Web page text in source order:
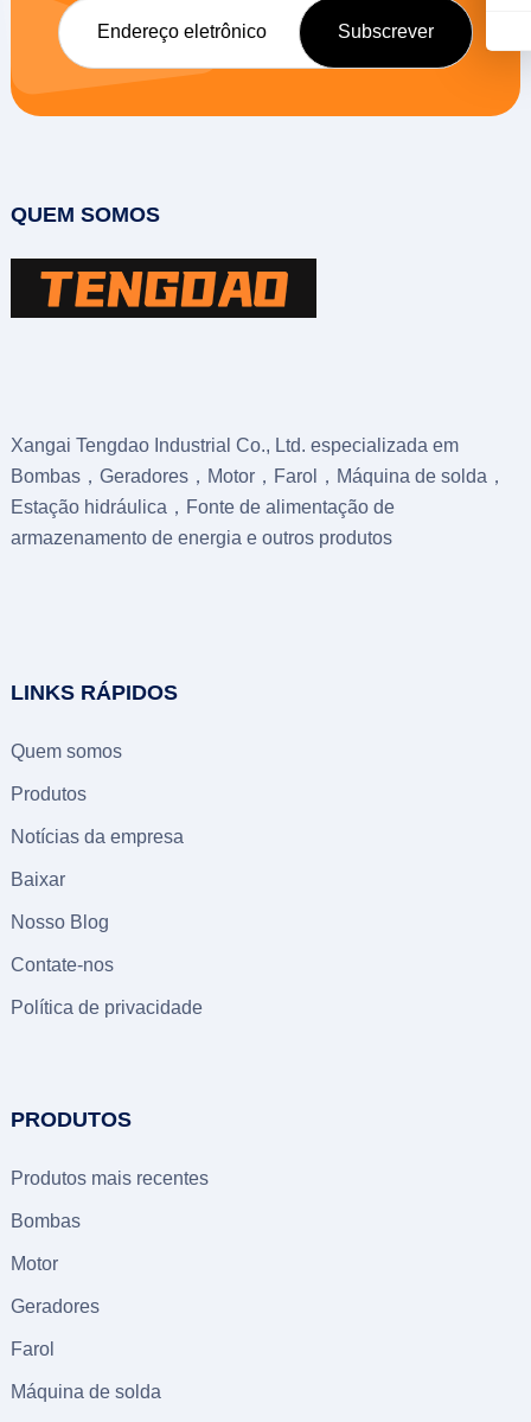
QUEM SOMOS
Xangai Tengdao Industrial Co., Ltd. especializada em
Bombas，Geradores，Motor，Farol，Máquina de solda，
Estação hidráulica，Fonte de alimentação de
armazenamento de energia e outros produtos
LINKS RÁPIDOS
Quem somos
Produtos
Notícias da empresa
Baixar
Nosso Blog
Contate-nos
Política de privacidade
PRODUTOS
Produtos mais recentes
Bombas
Motor
Geradores
Farol
Máquina de solda